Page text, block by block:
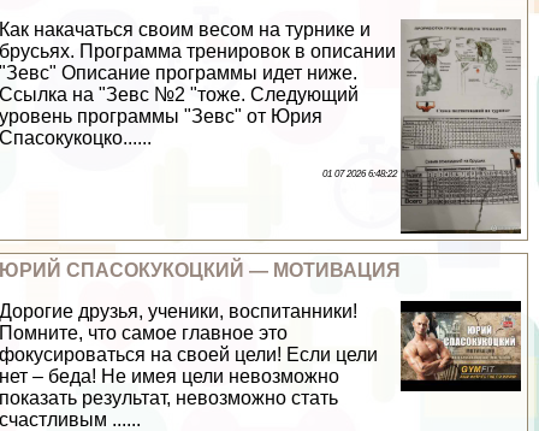
Как накачаться своим весом на турнике и
брусьях. Программа тренировок в описании
"Зевс" Описание программы идет ниже.
Ссылка на "Зевс №2 "тоже. Следующий
уровень программы "Зевс" от Юрия
Спасокукоцко......
01 07 2026 6:48:22
ЮРИЙ СПАСОКУКОЦКИЙ — МОТИВАЦИЯ
Дорогие друзья, ученики, воспитанники!
Помните, что самое главное это
фокусироваться на своей цели! Если цели
нет – беда! Не имея цели невозможно
показать результат, невозможно стать
счастливым ......